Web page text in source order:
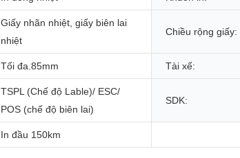
Giấy nhãn nhiệt, giấy biên lai
nhiệt
Chiều rộng giấy:
Tối đa.85mm Tài xế:
TSPL (Chế độ Lable)/ ESC/
POS (chế độ biên lai)
SDK:
In đầu 150km